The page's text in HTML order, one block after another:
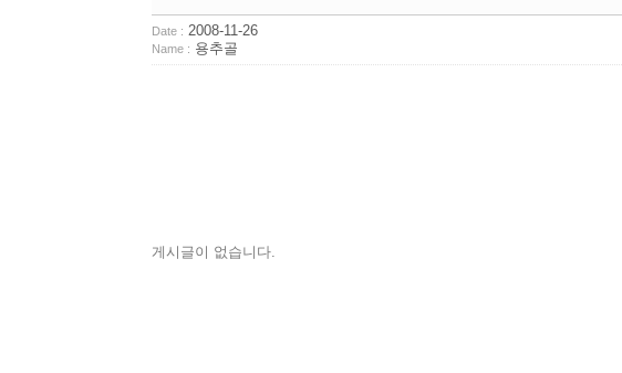
Date : 2008-11-26
Name : 용추골
게시글이 없습니다.